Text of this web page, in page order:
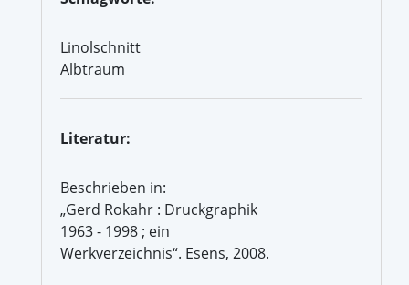
Linolschnitt
Albtraum
Literatur:
Beschrieben in:
„Gerd Rokahr : Druckgraphik
1963 - 1998 ; ein
Werkverzeichnis“. Esens, 2008.